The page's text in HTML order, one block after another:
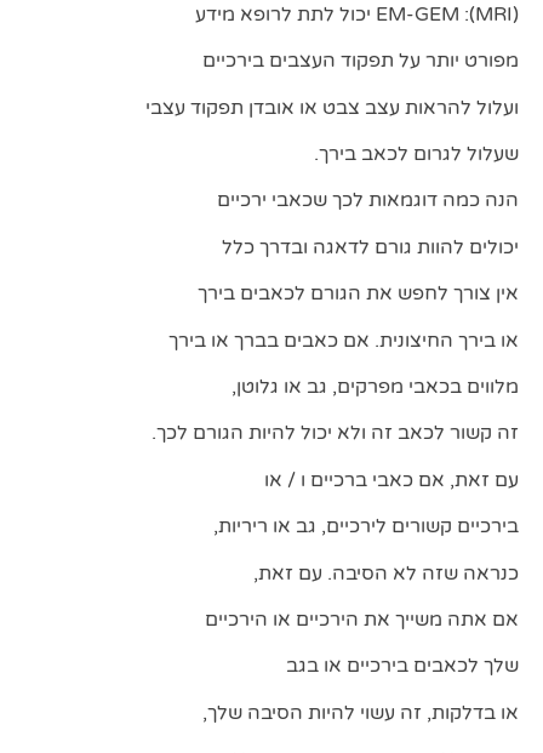
(MRI): EM-GEM יכול לתת לרופא מידע
מפורט יותר על תפקוד העצבים בירכיים
ועלול להראות עצב צבט או אובדן תפקוד עצבי
שעלול לגרום לכאב בירך.
הנה כמה דוגמאות לכך שכאבי ירכיים
יכולים להוות גורם לדאגה ובדרך כלל
אין צורך לחפש את הגורם לכאבים בירך
או בירך החיצונית. אם כאבים בברך או בירך
מלווים בכאבי מפרקים, גב או גלוטן,
זה קשור לכאב זה ולא יכול להיות הגורם לכך.
עם זאת, אם כאבי ברכיים ו / או
בירכיים קשורים לירכיים, גב או ריריות,
כנראה שזה לא הסיבה. עם זאת,
אם אתה משייך את הירכיים או הירכיים
שלך לכאבים בירכיים או בגב
או בדלקות, זה עשוי להיות הסיבה שלך,